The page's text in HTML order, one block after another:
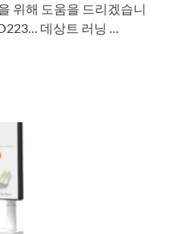
위해 도움을 드리겠습니
데상트 러닝 …